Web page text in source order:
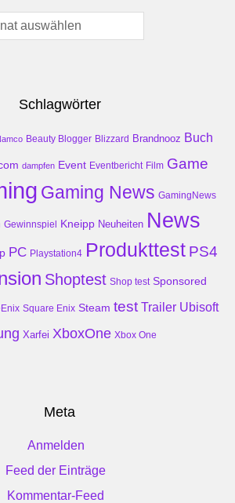
Schlagwörter
Beauty Blogger Blizzard Brandnooz Buch
dampfen Event Eventbericht Film Game
Gaming News GamingNews
Gewinnspiel Kneipp Neuheiten News
PC Playstation4 Produkttest PS4
Shoptest Shop test Sponsored
Square Enix Steam test Trailer Ubisoft
Xarfei XboxOne Xbox One
Meta
Anmelden
Feed der Einträge
Kommentar-Feed